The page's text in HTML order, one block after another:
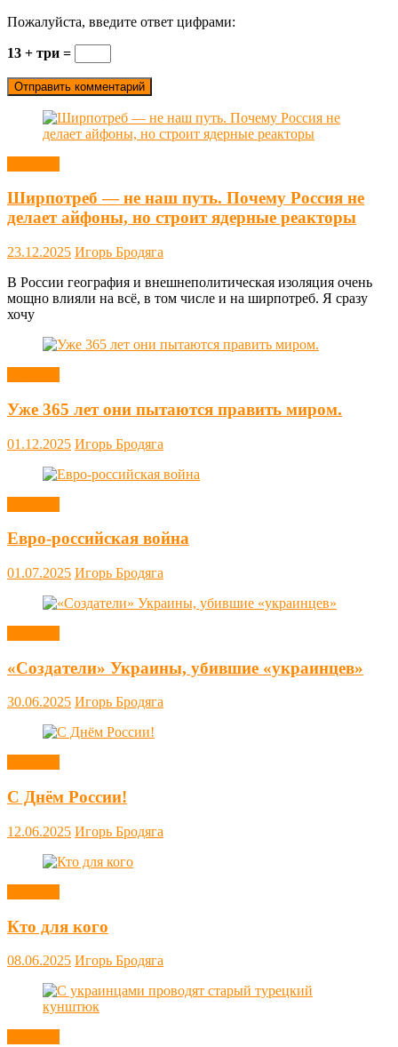
Пожалуйста, введите ответ цифрами:
13 + три =
Ширпотреб — не наш путь. Почему Россия не
делает айфоны, но строит ядерные реакторы
23.12.2025 Игорь Бродяга
В России география и внешнеполитическая изоляция очень
мощно влияли на всё, в том числе и на ширпотреб. Я сразу
хочу
Уже 365 лет они пытаются править миром.
01.12.2025 Игорь Бродяга
Евро-российская война
01.07.2025 Игорь Бродяга
«Создатели» Украины, убившие «украинцев»
30.06.2025 Игорь Бродяга
С Днём России!
12.06.2025 Игорь Бродяга
Кто для кого
08.06.2025 Игорь Бродяга